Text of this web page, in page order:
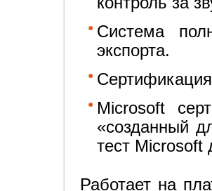
Система
экспорта.
Microsoft
«созданный
тест Microsoft
Работает на